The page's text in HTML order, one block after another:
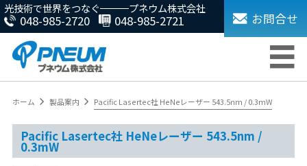
光技術で世界をつなぐ プネウム株式会社
048-985-2720 048-985-2721 お問合せ
ホーム 製品案内 Pacific Lasertec社 HeNeレーザー 543.5nm / 0.3mW
Pacific Lasertec社 HeNeレーザー 543.5nm /
0.3mW